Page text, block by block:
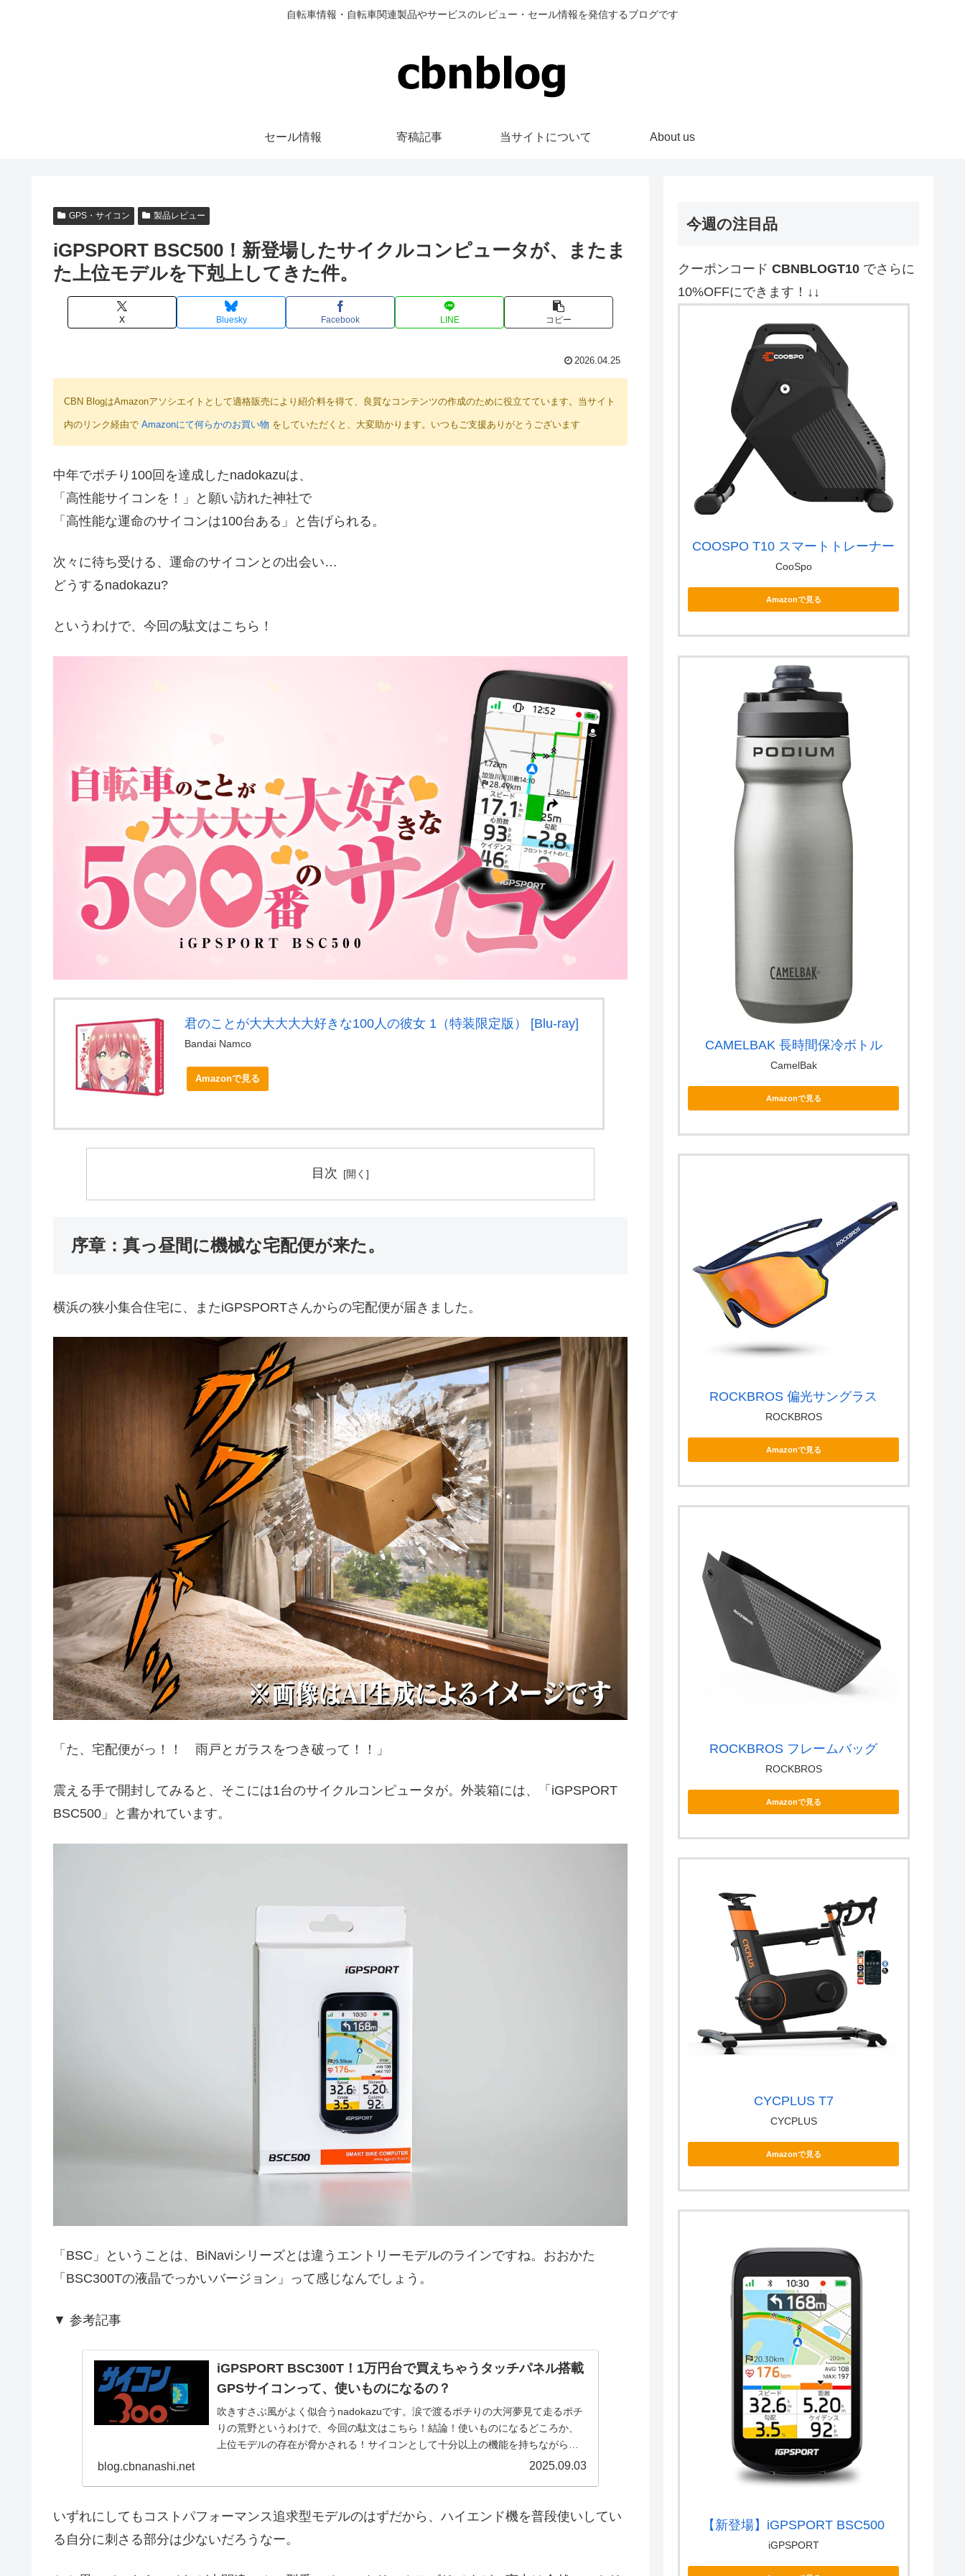
自転車情報・自転車関連製品やサービスのレビュー・セール情報を発信するブログです
セール情報 寄稿記事 当サイトについて About us
GPS・サイコン 製品レビュー
iGPSPORT BSC500！新登場したサイクルコンピュータが、またま
た上位モデルを下剋上してきた件。
X Bluesky Facebook LINE コピー
2026.04.25
CBN BlogはAmazonアソシエイトとして適格販売により紹介料を得て、良質なコンテンツの作成のために役立てています。当サイト
内のリンク経由で Amazonにて何らかのお買い物 をしていただくと、大変助かります。いつもご支援ありがとうございます
中年でポチり100回を達成したnadokazuは、
「高性能サイコンを！」と願い訪れた神社で
「高性能な運命のサイコンは100台ある」と告げられる。
次々に待ち受ける、運命のサイコンとの出会い…
どうするnadokazu?
というわけで、今回の駄文はこちら！
君のことが大大大大大好きな100人の彼女 1（特装限定版） [Blu-ray]
Bandai Namco
Amazonで見る
目次
序章：真っ昼間に機械な宅配便が来た。
横浜の狭小集合住宅に、またiGPSPORTさんからの宅配便が届きました。
「た、宅配便がっ！！ 雨戸とガラスをつき破って！！」
震える手で開封してみると、そこには1台のサイクルコンピュータが。外装箱には、「iGPSPORT
BSC500」と書かれています。
「BSC」ということは、BiNaviシリーズとは違うエントリーモデルのラインですね。おおかた
「BSC300Tの液晶でっかいバージョン」って感じなんでしょう。
▼ 参考記事
iGPSPORT BSC300T！1万円台で買えちゃうタッチパネル搭載
GPSサイコンって、使いものになるの？
吹きすさぶ風がよく似合うnadokazuです。涙で渡るポチりの大河夢見て走るポチ
りの荒野というわけで、今回の駄文はこちら！結論！使いものになるどころか、
上位モデルの存在が脅かされる！サイコンとして十分以上の機能を持ちながら、
blog.cbnanashi.net 2025.09.03
いずれにしてもコストパフォーマンス追求型モデルのはずだから、ハイエンド機を普段使いしてい
る自分に刺さる部分は少ないだろうなー。
今週の注目品
クーポンコード CBNBLOGT10 でさらに
10%OFFにできます！↓↓
COOSPO T10 スマートトレーナー
CooSpo
Amazonで見る
CAMELBAK 長時間保冷ボトル
CamelBak
Amazonで見る
ROCKBROS 偏光サングラス
ROCKBROS
Amazonで見る
ROCKBROS フレームバッグ
ROCKBROS
Amazonで見る
CYCPLUS T7
CYCPLUS
Amazonで見る
【新登場】iGPSPORT BSC500
iGPSPORT